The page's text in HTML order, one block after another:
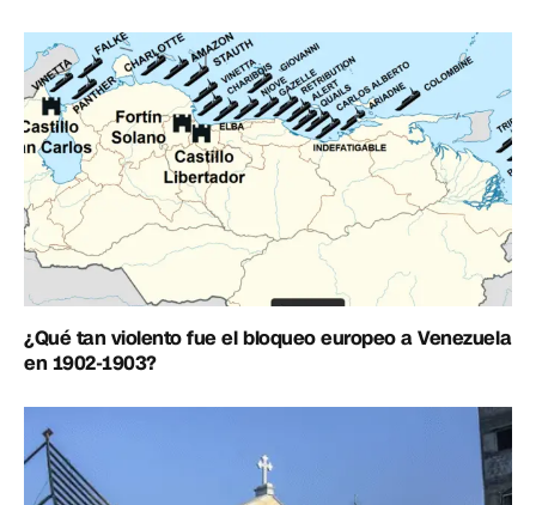
¿Qué tan violento fue el bloqueo europeo a Venezuela
en 1902-1903?